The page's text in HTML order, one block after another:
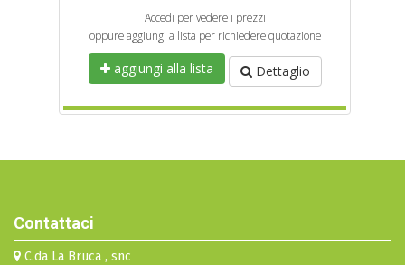
Accedi per vedere i prezzi
oppure aggiungi a lista per richiedere quotazione
aggiungi alla lista Dettaglio
Contattaci
C.da La Bruca , snc